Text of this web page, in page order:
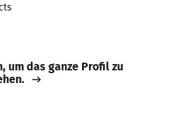
um das ganze Profil zu